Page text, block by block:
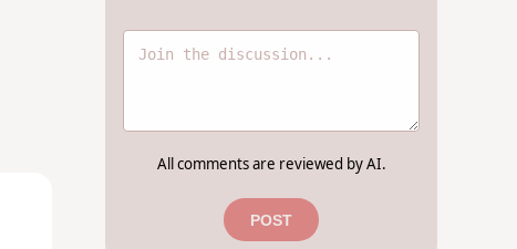
All comments are reviewed by AI.
POST